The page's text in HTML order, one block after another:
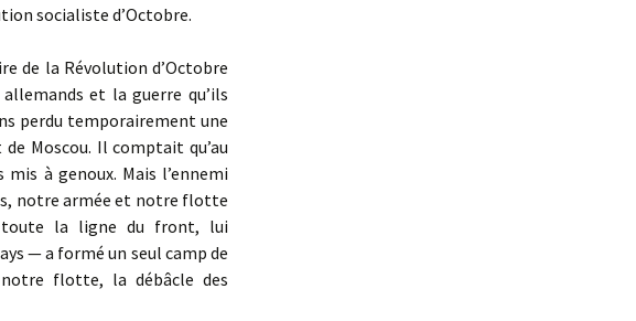
socialiste d’Octobre.
de la Révolution d’Octobre
et la guerre qu’ils
perdu temporairement une
Moscou. Il comptait qu’au
à genoux. Mais l’ennemi
notre armée et notre flotte
toute la ligne du front, lui
— a formé un seul camp de
flotte, la débâcle des